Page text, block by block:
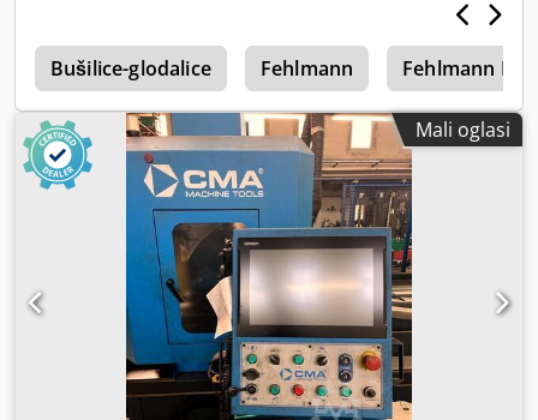
Bušilice-glodalice Fehlmann Fehlmann
Mali oglasi